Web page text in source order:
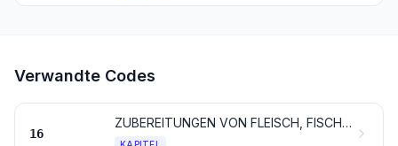
Verwandte Codes
16
ZUBEREITUNGEN VON FLEISCH, FISCHEN, KREBSTIEREN, WEICHTIEREN, ANDEREN WIRBELLOSEN WASSERTIEREN ODER VON INSEKTEN